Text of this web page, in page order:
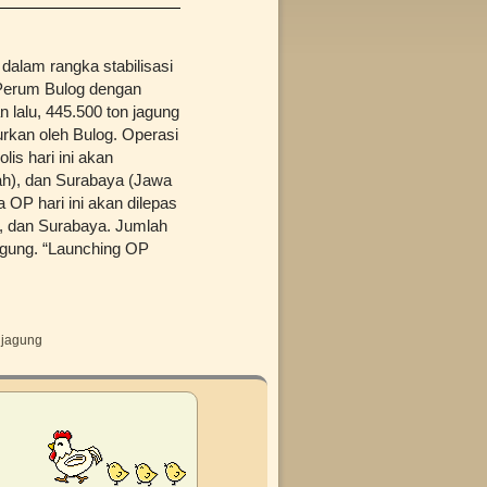
rangka stabilisasi
Bulog dengan
lalu, 445.500 ton jagung
oleh Bulog. Operasi
hari ini akan
dan Surabaya (Jawa
OP hari ini akan dilepas
dan Surabaya. Jumlah
“Launching OP